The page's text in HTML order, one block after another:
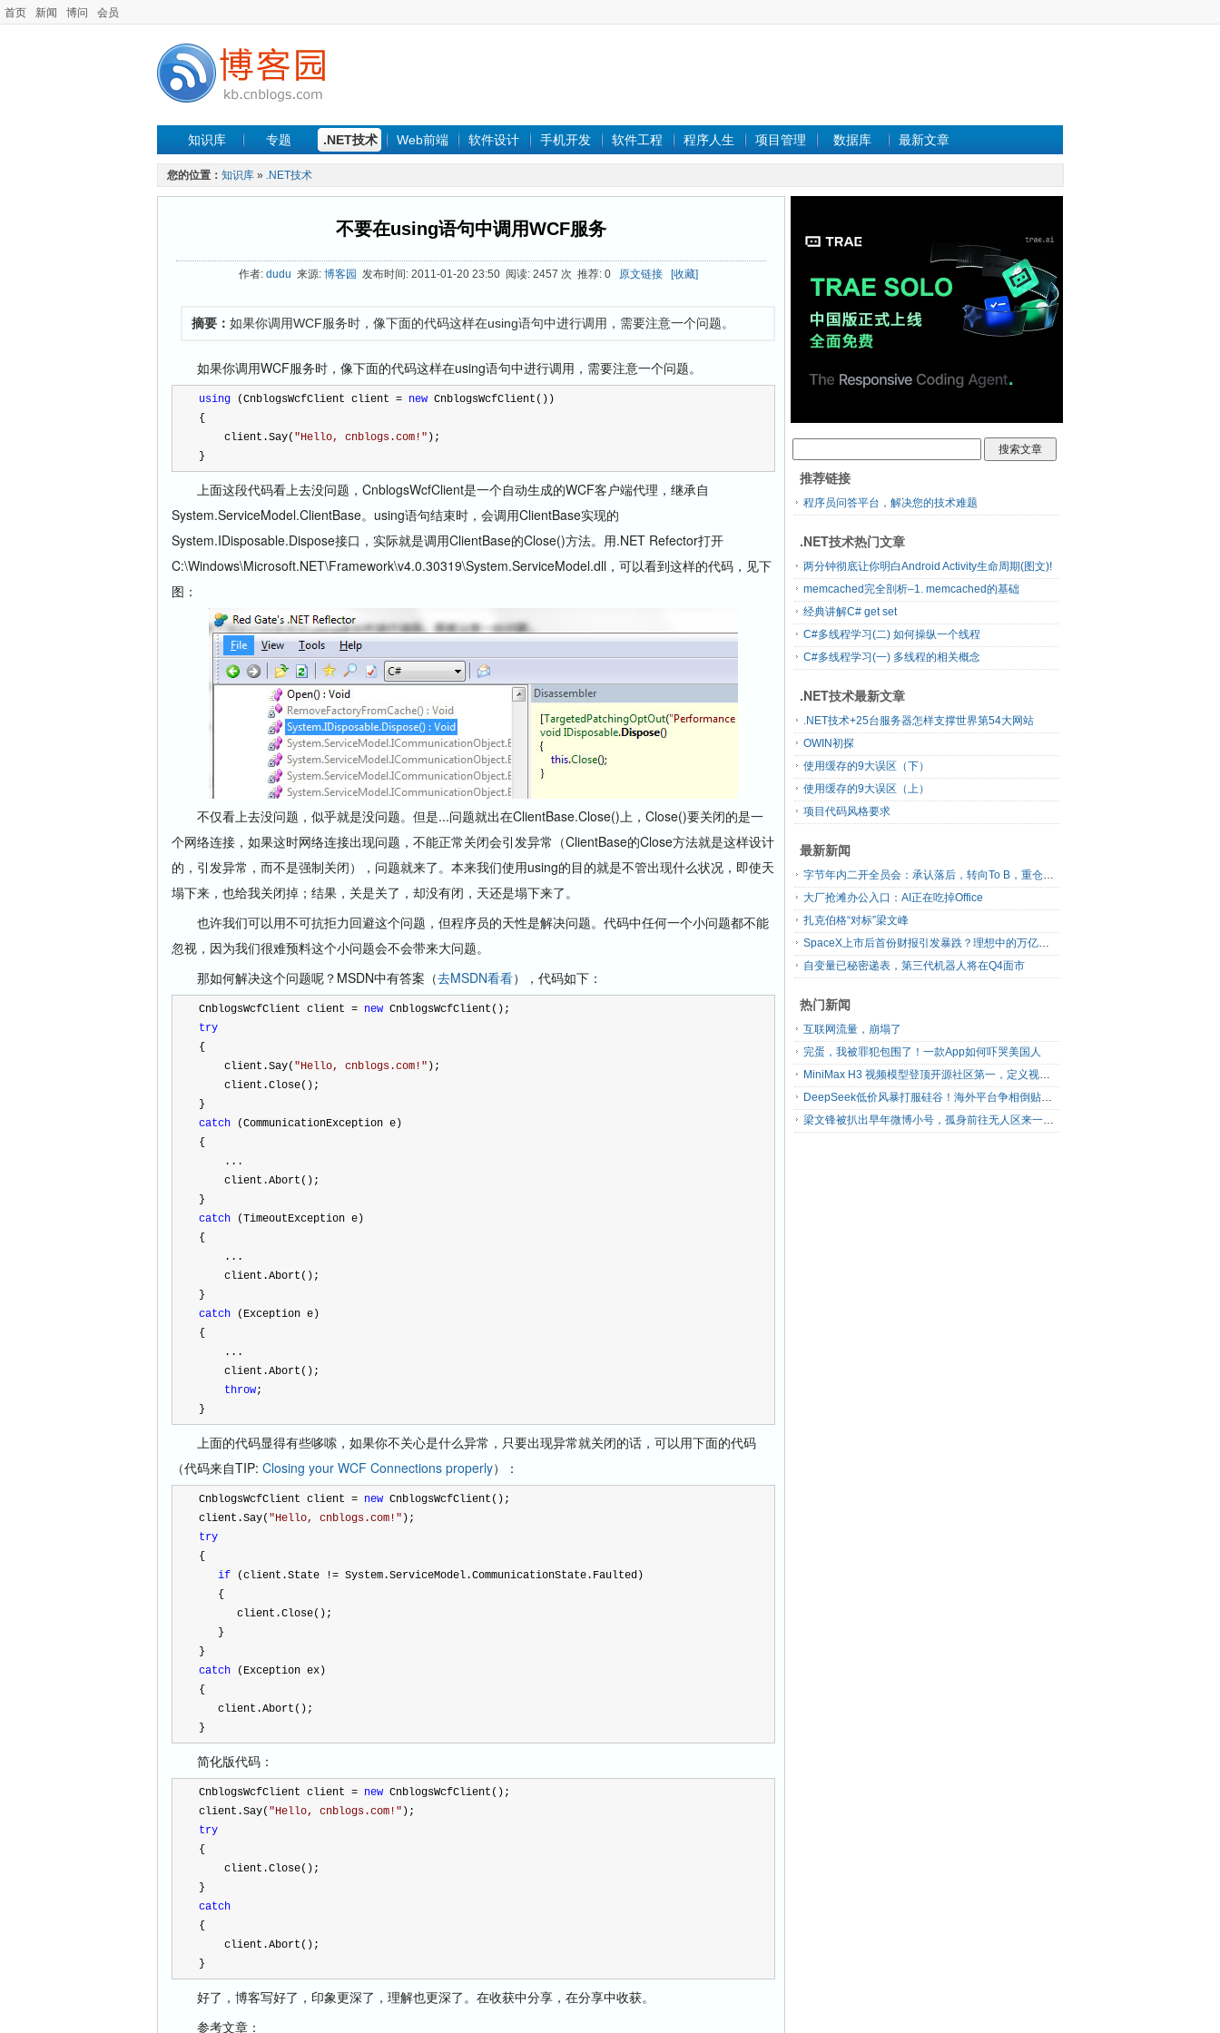
首页 新闻 博问 会员
知识库 专题 .NET技术 Web前端 软件设计 手机开发 软件工程 程序人生 项目管理 数据库 最新文章
您的位置： 知识库 » .NET技术
不要在using语句中调用WCF服务
作者: dudu 来源: 博客园 发布时间: 2011-01-20 23:50 阅读: 2457 次 推荐: 0 原文链接 [收藏]
摘要： 如果你调用WCF服务时，像下面的代码这样在using语句中进行调用，需要注意一个问题。
如果你调用WCF服务时，像下面的代码这样在using语句中进行调用，需要注意一个问题。
using (CnblogsWcfClient client = new CnblogsWcfClient())
{
    client.Say(
"Hello, cnblogs.com! " );
}
上面这段代码看上去没问题，CnblogsWcfClient是一个自动生成的WCF客户端代理，继承自
System.ServiceModel.ClientBase。using语句结束时，会调用ClientBase实现的
System.IDisposable.Dispose接口，实际就是调用ClientBase的Close()方法。用.NET Refector打开
C:\Windows\Microsoft.NET\Framework\v4.0.30319\System.ServiceModel.dll，可以看到这样的代码，见下
图：
不仅看上去没问题，似乎就是没问题。但是...问题就出在ClientBase.Close()上，Close()要关闭的是一
个网络连接，如果这时网络连接出现问题，不能正常关闭会引发异常（ClientBase的Close方法就是这样设计
的，引发异常，而不是强制关闭），问题就来了。本来我们使用using的目的就是不管出现什么状况，即使天
塌下来，也给我关闭掉；结果，关是关了，却没有闭，天还是塌下来了。
也许我们可以用不可抗拒力回避这个问题，但程序员的天性是解决问题。代码中任何一个小问题都不能
忽视，因为我们很难预料这个小问题会不会带来大问题。
那如何解决这个问题呢？MSDN中有答案（去MSDN看看），代码如下：
CnblogsWcfClient client = new CnblogsWcfClient();
try
{
    client.Say(
"Hello, cnblogs.com! " );
    client.Close();
}
catch (CommunicationException e)
{
    ...
    client.Abort();
}
catch (TimeoutException e)
{
    ...
    client.Abort();
}
catch (Exception e)
{
    ...
    client.Abort();
throw;
}
上面的代码显得有些哆嗦，如果你不关心是什么异常，只要出现异常就关闭的话，可以用下面的代码
（代码来自TIP: Closing your WCF Connections properly）：
CnblogsWcfClient client = new CnblogsWcfClient();
client.Say( "Hello, cnblogs.com! " );
try
{
if (client.State != System.ServiceModel.CommunicationState.Faulted)
   {
      client.Close();
   }
}
catch (Exception ex)
{
   client.Abort();
}
简化版代码：
CnblogsWcfClient client = new CnblogsWcfClient();
client.Say( "Hello, cnblogs.com! " );
try
{
    client.Close();
}
catch
{
    client.Abort();
}
好了，博客写好了，印象更深了，理解也更深了。在收获中分享，在分享中收获。
参考文章：
推荐链接
程序员问答平台，解决您的技术难题
.NET技术热门文章
两分钟彻底让你明白Android Activity生命周期(图文)!
memcached完全剖析–1. memcached的基础
经典讲解C# get set
C#多线程学习(二) 如何操纵一个线程
C#多线程学习(一) 多线程的相关概念
.NET技术最新文章
.NET技术+25台服务器怎样支撑世界第54大网站
OWIN初探
使用缓存的9大误区（下）
使用缓存的9大误区（上）
项目代码风格要求
最新新闻
字节年内二开全员会：承认落后，转向To B，重仓年轻人
大厂抢滩办公入口：AI正在吃掉Office
扎克伯格“对标”梁文峰
SpaceX上市后首份财报引发暴跌？理想中的万亿营收太空AI公司，正在靠地面AI云挣钱
自变量已秘密递表，第三代机器人将在Q4面市
热门新闻
互联网流量，崩塌了
完蛋，我被罪犯包围了！一款App如何吓哭美国人
MiniMax H3 视频模型登顶开源社区第一，定义视频模型领域“斩杀线”
DeepSeek低价风暴打服硅谷！海外平台争相倒贴V4 Flash
梁文锋被扒出早年微博小号，孤身前往无人区来一场相当 deep 的 seek 旅行